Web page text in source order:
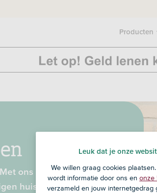
Producten
ons gratis Eerste-Huis-
huis. Daarna weet je
Leuk dat je onze
We willen graag cookies
wordt informatie door ons en onze
verzameld en jouw internetgedrag